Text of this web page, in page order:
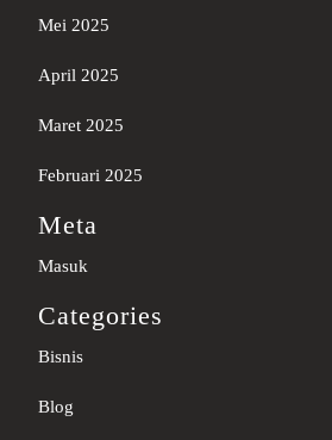
Mei 2025
April 2025
Maret 2025
Februari 2025
Meta
Masuk
Categories
Bisnis
Blog